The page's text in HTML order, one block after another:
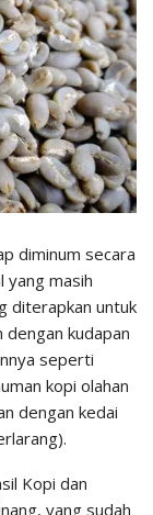
diminum secara
yang masih
diterapkan untuk
dengan kudapan
seperti
kopi olahan
dengan kedai
Kopi dan
yang sudah